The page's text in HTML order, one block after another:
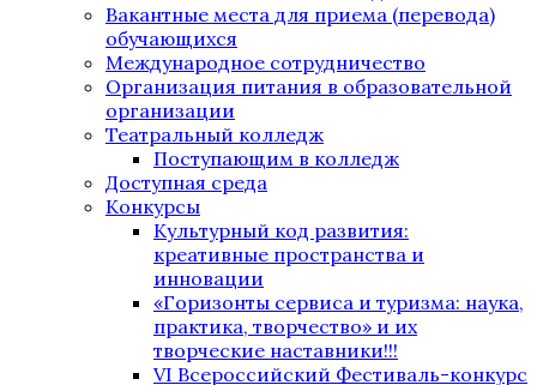
Вакантные места для приема (перевода)
обучающихся
Международное сотрудничество
Организация питания в образовательной
организации
Театральный колледж
Поступающим в колледж
Доступная среда
Конкурсы
Культурный код развития:
креативные пространства и
инновации
«Горизонты сервиса и туризма: наука,
практика, творчество» и их
творческие наставники!!!
VI Всероссийский Фестиваль-конкурс